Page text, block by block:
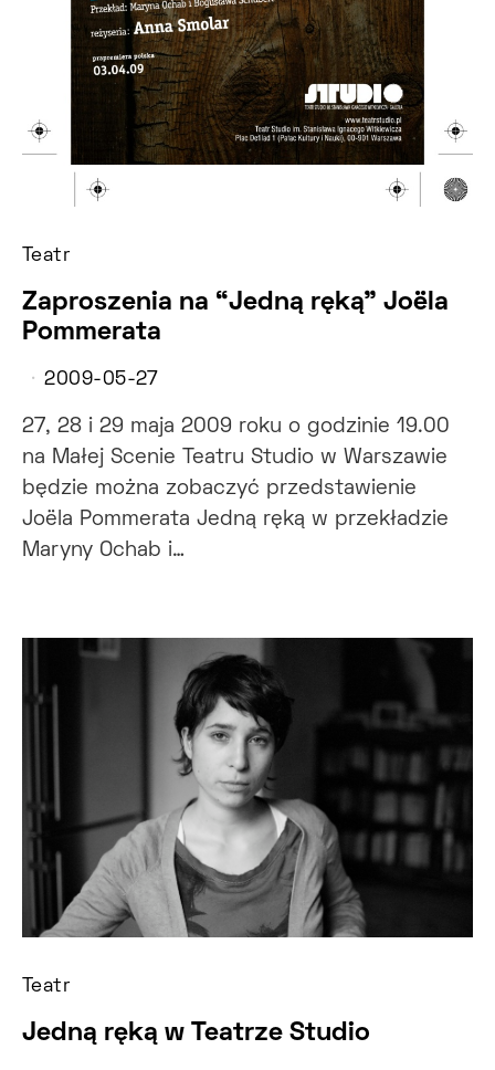
Teatr
Zaproszenia na “Jedną ręką” Joëla
Pommerata
2009-05-27
27, 28 i 29 maja 2009 roku o godzinie 19.00
na Małej Scenie Teatru Studio w Warszawie
będzie można zobaczyć przedstawienie
Joëla Pommerata Jedną ręką w przekładzie
Maryny Ochab i…
Teatr
Jedną ręką w Teatrze Studio